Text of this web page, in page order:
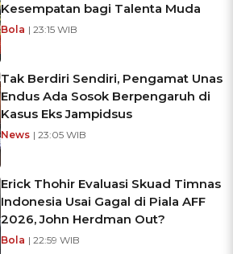
Kesempatan bagi Talenta Muda
Bola | 23:15 WIB
Tak Berdiri Sendiri, Pengamat Unas
Endus Ada Sosok Berpengaruh di
Kasus Eks Jampidsus
News | 23:05 WIB
Erick Thohir Evaluasi Skuad Timnas
Indonesia Usai Gagal di Piala AFF
2026, John Herdman Out?
Bola | 22:59 WIB